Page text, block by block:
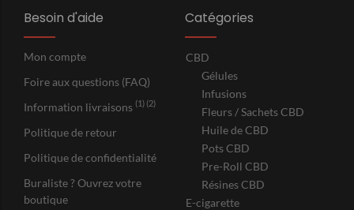
Besoin d'aide
Mon compte
Foire aux questions (FAQ)
Information livraisons (1) (2)
Politique de retour
Politique de confidentialité
Buraliste ? Ouvrez votre
boutique
Catégories
CBD
Gélules
Infusions
Fleurs / Sachets CBD
Huile de CBD
Pots CBD
Pre-Roll CBD
Résines CBD
E-cigarette